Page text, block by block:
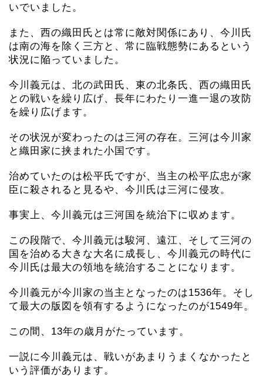
いでいました。
また、西の織田氏とは常に敵対関係にあり、今川氏
は南の海を除く三方と、常に臨戦態勢にあるという
状況に陥っていました。
今川義元は、北の武田氏、東の北条氏、西の織田氏
との戦いを繰り広げ、長年にわたり一進一退の攻防
を繰り広げます。
その状況が変わったのは三河の存在。三河は今川家
と織田家に挟まれた小国です。
治めていたのは松平氏ですが、当主の松平広忠が家
臣に殺されると見るや、今川氏は三河に侵攻。
事実上、今川義元は三河国を統治下に収めます。
この段階で、今川義元は駿河、遠江、そして三河の
国を治める大きな大名に成長し、今川義元の時代に
今川氏は最大の領地を統治することになります。
今川義元が今川家の当主となったのは1536年。そし
て最大の版図を領有するようになったのが1549年。
この間、13年の歳月がたっています。
一説に今川義元は、戦いがあまりうまくなかったと
いう評価があります。